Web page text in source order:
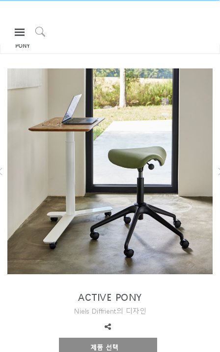
Open
Navigation
Menu
고객지원
쇼룸
지역 설정
Opens
to
Facebook
Opens
to
Twitter
Opens
to
Opens
to
Instagram
to
Humanscale
Opens
to
Pinterest
Opens
YouTube
DIFFRIENT SMART
모두 보기 의자 & 스툴
PONY
ACTIVE PONY
Niels Diffrient의 디자인
제품 선택